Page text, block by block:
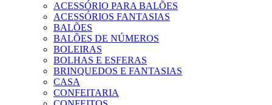
ACESSÓRIO PARA BALÕES
ACESSÓRIOS FANTASIAS
BALÕES
BALÕES DE NÚMEROS
BOLEIRAS
BOLHAS E ESFERAS
BRINQUEDOS E FANTASIAS
CASA
CONFEITARIA